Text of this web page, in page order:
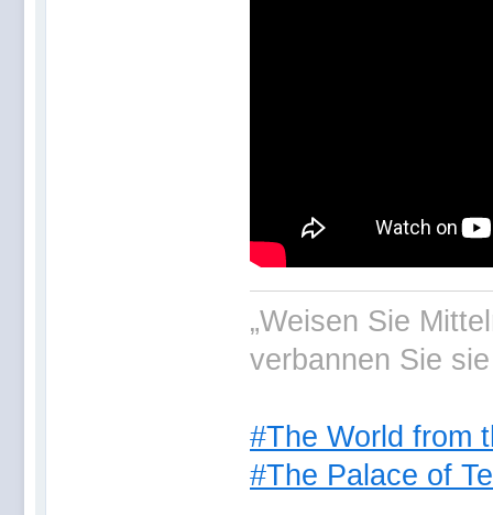
„Weisen Sie
verbannen Sie
#The World from
#The Palace of